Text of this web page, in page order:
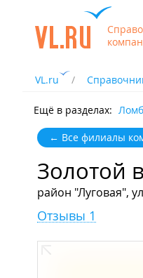
VL.ru
Ещё в разделах:
← Все филиалы
Золотой
район "Луговая",
Отзывы 1